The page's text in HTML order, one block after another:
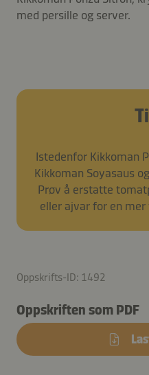
med persille og server.
Istedenfor Kikkoman
Kikkoman Soyasaus
Prøv å erstatte
eller ajvar for en
Oppskrifts-ID: 1492
Oppskriften som PDF